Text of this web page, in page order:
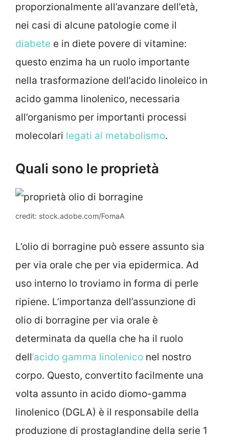
proporzionalmente all’avanzare dell’età,
nei casi di alcune patologie come il
diabete e in diete povere di vitamine:
questo enzima ha un ruolo importante
nella trasformazione dell’acido linoleico in
acido gamma linolenico, necessaria
all’organismo per importanti processi
molecolari legati al metabolismo.
Quali sono le proprietà
credit: stock.adobe.com/FomaA
L’olio di borragine può essere assunto sia
per via orale che per via epidermica. Ad
uso interno lo troviamo in forma di perle
ripiene. L’importanza dell’assunzione di
olio di borragine per via orale è
determinata da quella che ha il ruolo
dell’acido gamma linolenico nel nostro
corpo. Questo, convertito facilmente una
volta assunto in acido diomo-gamma
linolenico (DGLA) è il responsabile della
produzione di prostaglandine della serie 1